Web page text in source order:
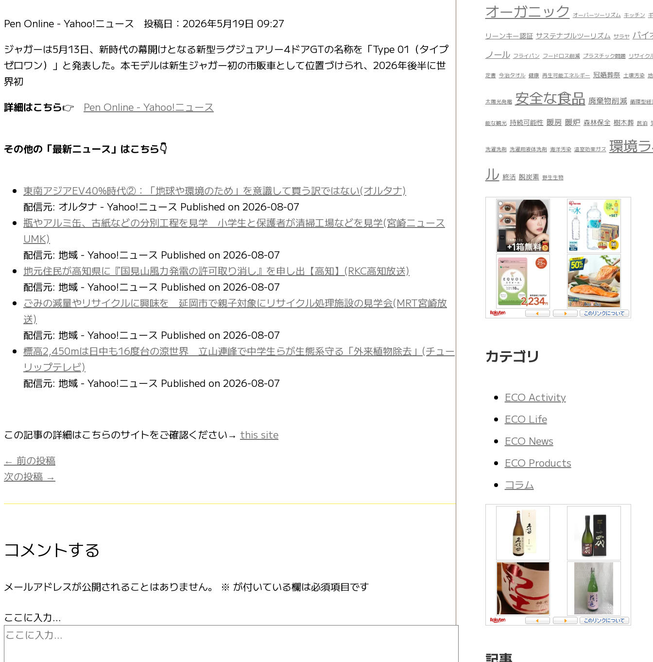
Pen Online - Yahoo!ニュース 投稿日： 2026年5月19日 09:27
ジャガーは5月13日、新時代の幕開けとなる新型ラグジュアリー4ドアGTの名称を「Type 01（タイプ
ゼロワン）」と発表した。本モデルは新生ジャガー初の市販車として位置づけられ、2026年後半に世
界初
詳細はこちら👉 Pen Online - Yahoo!ニュース
その他の「最新ニュース」はこちら👇
東南アジアEV40%時代②：「地球や環境のため」を意識して買う訳ではない(オルタナ)
配信元: オルタナ - Yahoo!ニュース Published on 2026-08-07
瓶やアルミ缶、古紙などの分別工程を見学 小学生と保護者が清掃工場などを見学(宮崎ニュース
UMK)
配信元: 地域 - Yahoo!ニュース Published on 2026-08-07
地元住民が高知県に『国見山風力発電の許可取り消し』を申し出【高知】(RKC高知放送)
配信元: 地域 - Yahoo!ニュース Published on 2026-08-07
ごみの減量やリサイクルに興味を 延岡市で親子対象にリサイクル処理施設の見学会(MRT宮崎放
送)
配信元: 地域 - Yahoo!ニュース Published on 2026-08-07
標高2,450mは日中も16度台の涼世界 立山連峰で中学生らが生態系守る「外来植物除去」(チュー
リップテレビ)
配信元: 地域 - Yahoo!ニュース Published on 2026-08-07
この記事の詳細はこちらのサイトをご確認ください→ this site
← 前の投稿
次の投稿 →
コメントする
メールアドレスが公開されることはありません。 ※ が付いている欄は必須項目です
ここに入力…
オーガニック オーバーツーリズム キッチン
リーンキー認証 サステナブルツーリズム サラヤ バイ
ノール フライパン フードロス削減 プラスチック問題 リサイク
定書 今治タオル 健康 再生可能エネルギー 冠婚葬祭 土壌汚染
太陽光発電 安全な食品 廃棄物削減 循環型経
能な観光 持続可能性 暖房 暖炉 森林保全 樹木葬 民泊
洗濯洗剤 洗濯用液体洗剤 海洋汚染 温室効果ガス 環境
ル 終活 脱炭素 野生生物
カテゴリ
ECO Activity
ECO Life
ECO News
ECO Products
コラム